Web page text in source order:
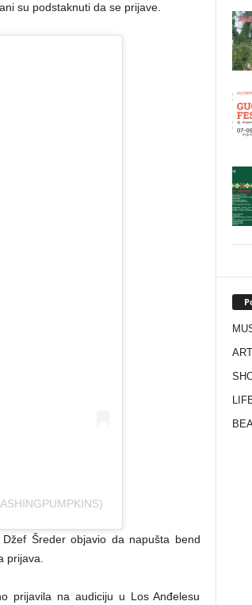
su podstaknuti da se prijave.
Šreder objavio da napušta bend
prijava.
prijavila na audiciju u Los Anđelesu